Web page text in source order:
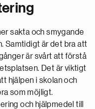
sakta och smygande
Samtidigt är det bra att
är svårt att förstå
Det är viktigt
hjälpen i skolan och
som möjligt.
och hjälpmedel till